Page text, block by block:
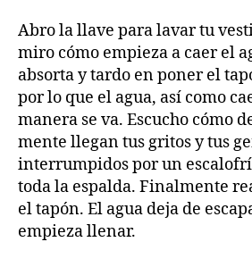
Abro la llave para lavar tu
miro cómo empieza a caer el
absorta y tardo en poner el
por lo que el agua, así como
manera se va. Escucho cómo
mente llegan tus gritos y tus
interrumpidos por un
toda la espalda. Finalmente
el tapón. El agua deja de
empieza llenar.